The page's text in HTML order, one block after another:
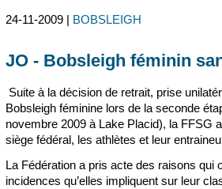
24-11-2009 | BOBSLEIGH
JO - Bobsleigh féminin
Suite à la décision de retrait, prise
Bobsleigh féminine lors de la seconde
novembre 2009 à Lake Placid), la FFSG
siège fédéral, les athlètes et leur
La Fédération a pris acte des raisons qui
incidences qu’elles impliquent sur leur